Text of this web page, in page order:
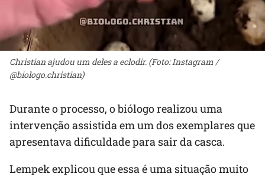
Christian ajudou um deles a eclodir. (Foto: Instagram /
@biologo.christian)
Durante o processo, o biólogo realizou uma
intervenção assistida em um dos exemplares que
apresentava dificuldade para sair da casca.
Lempek explicou que essa é uma situação muito